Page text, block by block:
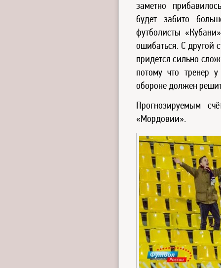
заметно
будет забито
футболисты
ошибаться. С другой
придётся сильно
потому что тренер
обороне должен
Прогнозируемым
«Мордовии».